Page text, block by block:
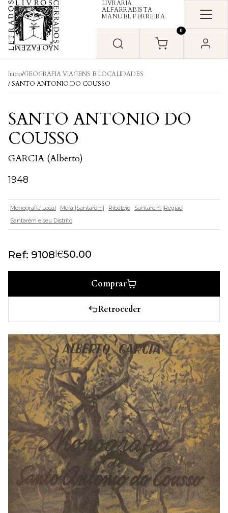
Skip to content
LIVRARIA
ALFARRABISTA
MANUEL FERREIRA
0
Início/GEOGRAFIA VIAGENS E LOCALIDADES
/ SANTO ANTONIO DO COUSSO
SANTO ANTONIO DO
COUSSO
GARCIA (Alberto)
1948
Monografia Local Mora [Santarém] Ribatejo
Santarém [Região]
Santarém e seu Distrito
Ref: 9108|€50.00
Comprar
Retroceder